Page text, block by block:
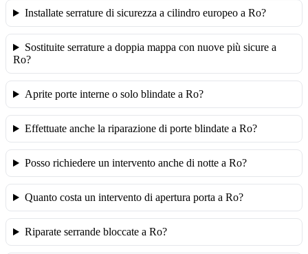
Installate serrature di sicurezza a cilindro europeo a Ro?
Sostituite serrature a doppia mappa con nuove più sicure a
Ro?
Aprite porte interne o solo blindate a Ro?
Effettuate anche la riparazione di porte blindate a Ro?
Posso richiedere un intervento anche di notte a Ro?
Quanto costa un intervento di apertura porta a Ro?
Riparate serrande bloccate a Ro?